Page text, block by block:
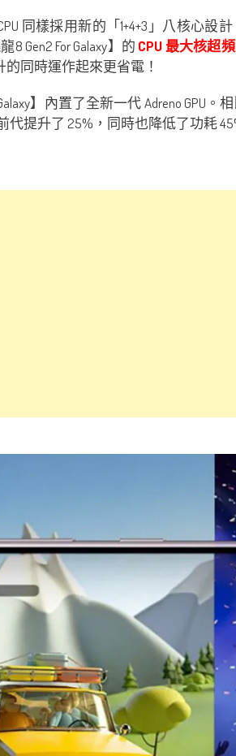
同樣採用新的「1+4+3」八核心設
8 Gen2 For Galaxy】的 CPU 最大核超
的同時運作起來更省電！
】內置了全新一代 Adreno GPU
提升了 25%，同時也降低了功耗